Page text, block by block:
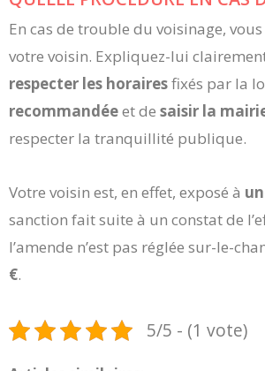
En cas de trouble du voisinage,
votre voisin. Expliquez-lui
respecter les horairesfixés par la
recommandéeet de saisir la
respecter la tranquillité publique.
Votre voisin est, en effet, exposé à
sanction fait suite à un constat de
l’amende n’est pas réglée sur-le-
€.
5/5 - (1 vote)